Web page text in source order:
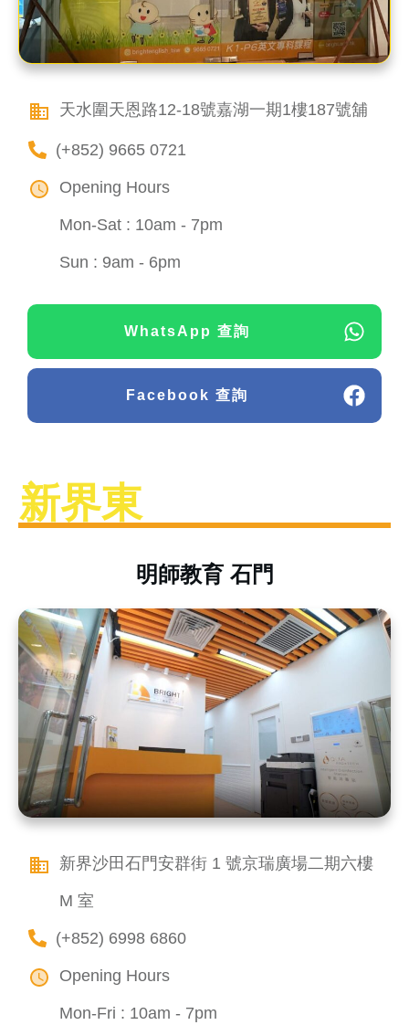
天水圍天恩路12-18號嘉湖一期1樓187號舖
(+852) 9665 0721
Opening Hours
Mon-Sat : 10am - 7pm
Sun : 9am - 6pm
WhatsApp 查詢
Facebook 查詢
新界東
明師教育 石門
新界沙田石門安群街 1 號京瑞廣場二期六樓
M 室
(+852) 6998 6860
Opening Hours
Mon-Fri : 10am - 7pm